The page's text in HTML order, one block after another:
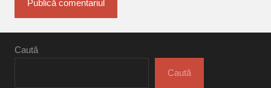
Caută
Caută